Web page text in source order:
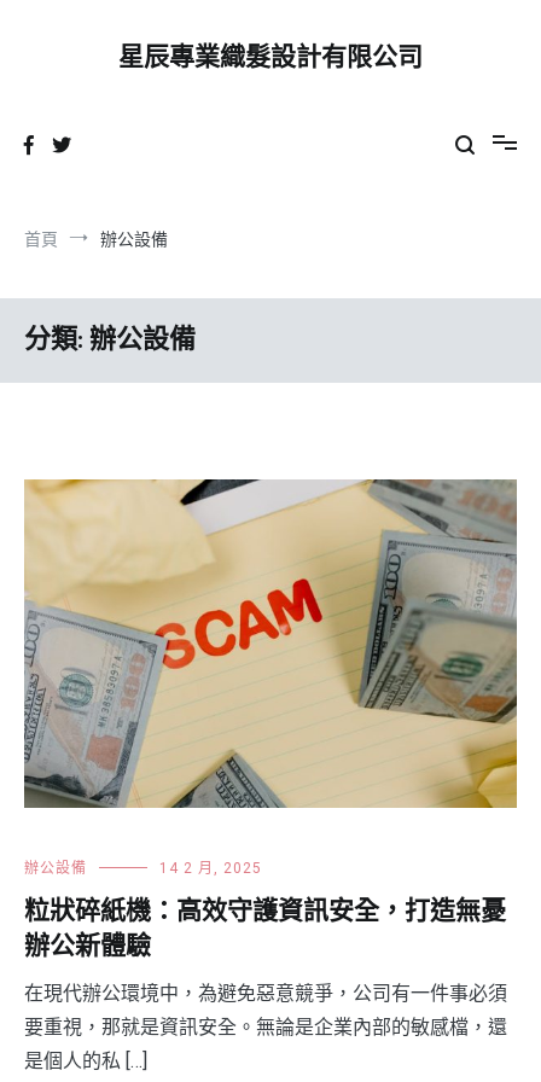
星辰專業織髮設計有限公司
首頁 辦公設備
分類:辦公設備
辦公設備 14 2 月, 2025
粒狀碎紙機：高效守護資訊安全，打造無憂
辦公新體驗
在現代辦公環境中，為避免惡意競爭，公司有一件事必須
要重視，那就是資訊安全。無論是企業內部的敏感檔，還
是個人的私 […]